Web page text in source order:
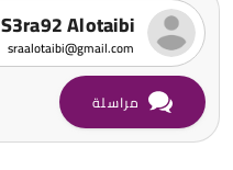
S3ra92 Alotaibi
sraalotaibi@gmail.com
مراسلة